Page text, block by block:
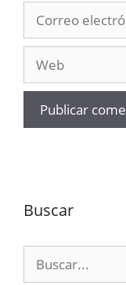
electrónico
Buscar